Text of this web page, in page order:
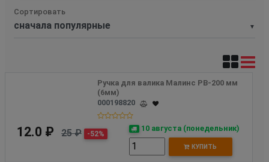
▼
Сортировать
Ручка для валика Малинс РВ-200 мм
(6мм)
000198820
12.0 ₽ 25 ₽ -52%
10 августа (понедельник)
КУПИТЬ